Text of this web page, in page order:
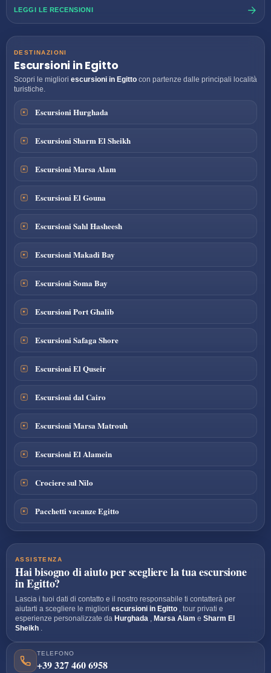
LEGGI LE RECENSIONI
DESTINAZIONI
Escursioni in Egitto
Scopri le migliori escursioni in Egitto con partenze dalle principali località
turistiche.
Escursioni Hurghada
Escursioni Sharm El Sheikh
Escursioni Marsa Alam
Escursioni El Gouna
Escursioni Sahl Hasheesh
Escursioni Makadi Bay
Escursioni Soma Bay
Escursioni Port Ghalib
Escursioni Safaga Shore
Escursioni El Quseir
Escursioni dal Cairo
Escursioni Marsa Matrouh
Escursioni El Alamein
Crociere sul Nilo
Pacchetti vacanze Egitto
ASSISTENZA
Hai bisogno di aiuto per scegliere la tua escursione
in Egitto?
Lascia i tuoi dati di contatto e il nostro responsabile ti contatterà per
aiutarti a scegliere le migliori escursioni in Egitto
, tour privati e
esperienze personalizzate da Hurghada Marsa Alam e Sharm El
Sheikh
TELEFONO
+39 327 460 6958